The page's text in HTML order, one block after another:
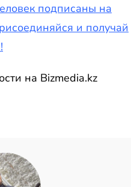
подписаны на
и получай
на Bizmedia.kz